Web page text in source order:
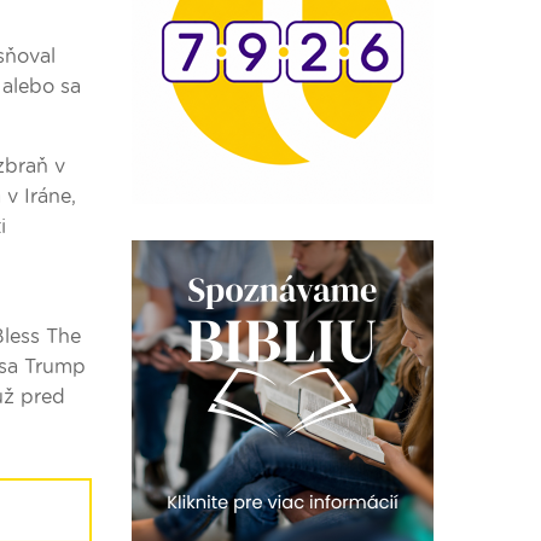
sa
v
Iráne,
The
Trump
pred